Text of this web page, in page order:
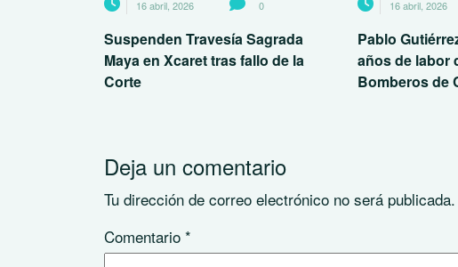
16 abril, 2026 0
Suspenden Travesía Sagrada
Maya en Xcaret tras fallo de la
Corte
16 abril, 2026
Pablo
años de labor
Bomberos de
Deja un comentario
Tu dirección de correo electrónico no será publicada.
Comentario *